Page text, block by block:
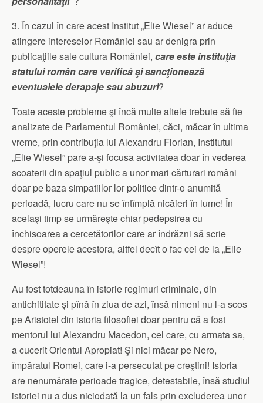
3. În cazul în care acest Institut „Elie Wiesel” ar aduce
atingere intereselor României sau ar denigra prin
publicaţiile sale cultura României, care este instituţia
statului român care verifică şi sancţionează
eventualele derapaje sau abuzuri?
Toate aceste probleme şi încă multe altele trebuie să fie
analizate de Parlamentul României, căci, măcar în ultima
vreme, prin contribuţia lui Alexandru Florian, Institutul
„Elie Wiesel” pare a-şi focusa activitatea doar în vederea
scoaterii din spaţiul public a unor mari cărturari români
doar pe baza simpatiilor lor politice dintr-o anumită
perioadă, lucru care nu se întîmplă nicăieri în lume! În
acelaşi timp se urmăreşte chiar pedepsirea cu
închisoarea a cercetătorilor care ar îndrăzni să scrie
despre operele acestora, altfel decît o fac cei de la „Elie
Wiesel”!
Au fost totdeauna în istorie regimuri criminale, din
antichititate şi pînă în ziua de azi, însă nimeni nu l-a scos
pe Aristotel din istoria filosofiei doar pentru că a fost
mentorul lui Alexandru Macedon, cel care, cu armata sa,
a cucerit Orientul Apropiat! Şi nici măcar pe Nero,
împăratul Romei, care i-a persecutat pe creştini! Istoria
are nenumărate perioade tragice, detestabile, însă studiul
istoriei nu a dus niciodată la un fals prin excluderea unor